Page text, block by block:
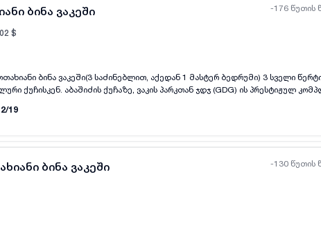
-176 წუთის
ყველა ფოტო+(11)
ბინა ვაკეში
$
ბინა ვაკეში(3 საძინებლით, აქედან 1 მასტერ ბედრუმი) 3 სველი წერტილით და 2
ქუჩისკენ. აბაშიძის ქუჩაზე, ვაკის პარკთან ჯდჯ (GDG) ის პრესტიჟულ
ვიდეო კამერებით, ემსახურება 24 საათიანი დაცვის და დასუფთავების
გათბობა/გაგრილების სისტემით და ყველა ავეჯითა და ტექნიკით. (რჩება
/19
-130 წუთის
ბინა ვაკეში